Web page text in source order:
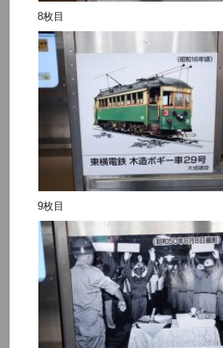
8枚目
9枚目